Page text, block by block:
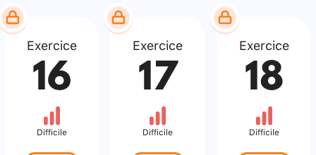
Exercice
16
Difficile
Exercice
17
Difficile
Exercice
18
Difficile